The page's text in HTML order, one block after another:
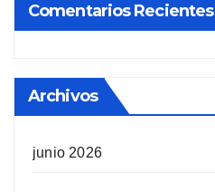
Comentarios Recientes
Archivos
junio 2026